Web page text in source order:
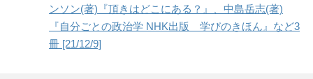
ンソン(著)『頂きはどこにある？』、中島岳志(著)
『自分ごとの政治学 NHK出版 学びのきほん』など3
冊 [21/12/9]